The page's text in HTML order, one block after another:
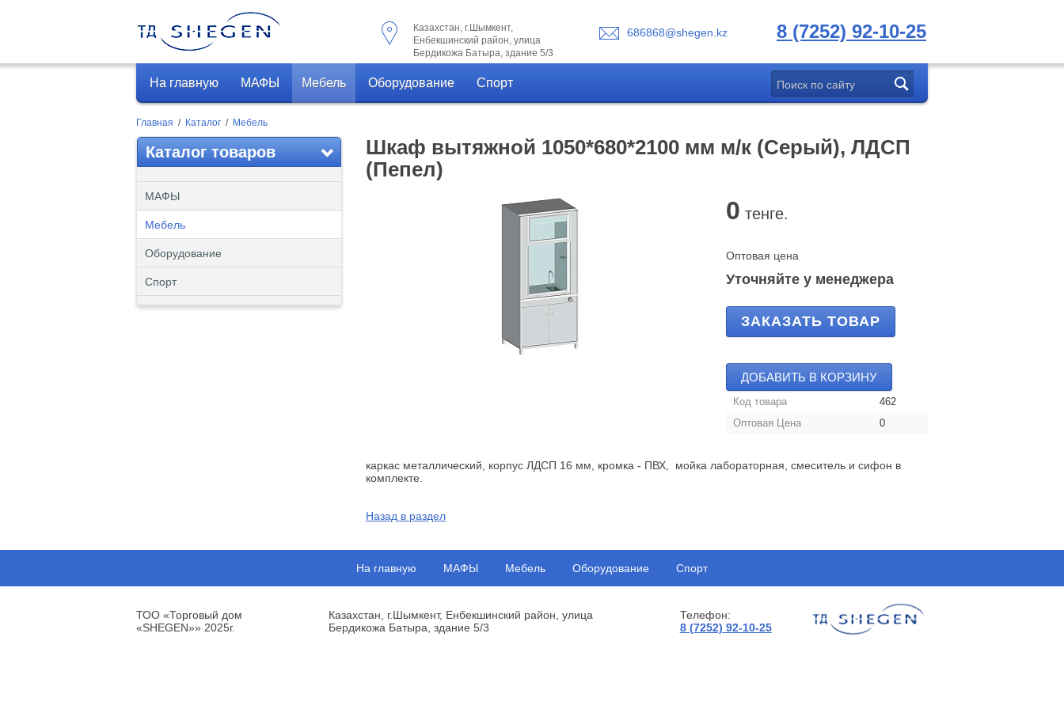
Казахстан, г.Шымкент,
Енбекшинский район, улица
Бердикожа Батыра, здание 5/3
686868@shegen.kz 8 (7252) 92-10-25
На главную МАФЫ Мебель Оборудование Спорт
Главная / Каталог / Мебель
Каталог товаров
МАФЫ
Мебель
Оборудование
Спорт
Шкаф вытяжной 1050*680*2100 мм м/к (Серый), ЛДСП
(Пепел)
0 тенге.
Оптовая цена
Уточняйте у менеджера
ЗАКАЗАТЬ ТОВАР
ДОБАВИТЬ В КОРЗИНУ
Код товара
462
Оптовая Цена
0
каркас металлический, корпус ЛДСП 16 мм, кромка - ПВХ, мойка лабораторная, смеситель и сифон в
комплекте.
Назад в раздел
На главную МАФЫ Мебель Оборудование Спорт
ТОО «Торговый дом
«SHEGEN»» 2025г.
Казахстан, г.Шымкент, Енбекшинский район, улица
Бердикожа Батыра, здание 5/3
Телефон:
8 (7252) 92-10-25